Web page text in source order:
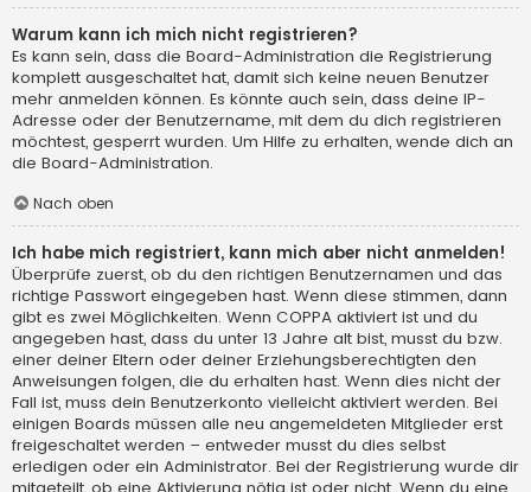
Warum kann ich mich nicht registrieren?
Es kann sein, dass die Board-Administration die Registrierung
komplett ausgeschaltet hat, damit sich keine neuen Benutzer
mehr anmelden können. Es könnte auch sein, dass deine IP-
Adresse oder der Benutzername, mit dem du dich registrieren
möchtest, gesperrt wurden. Um Hilfe zu erhalten, wende dich an
die Board-Administration.
Nach oben
Ich habe mich registriert, kann mich aber nicht anmelden!
Überprüfe zuerst, ob du den richtigen Benutzernamen und das
richtige Passwort eingegeben hast. Wenn diese stimmen, dann
gibt es zwei Möglichkeiten. Wenn COPPA aktiviert ist und du
angegeben hast, dass du unter 13 Jahre alt bist, musst du bzw.
einer deiner Eltern oder deiner Erziehungsberechtigten den
Anweisungen folgen, die du erhalten hast. Wenn dies nicht der
Fall ist, muss dein Benutzerkonto vielleicht aktiviert werden. Bei
einigen Boards müssen alle neu angemeldeten Mitglieder erst
freigeschaltet werden – entweder musst du dies selbst
erledigen oder ein Administrator. Bei der Registrierung wurde dir